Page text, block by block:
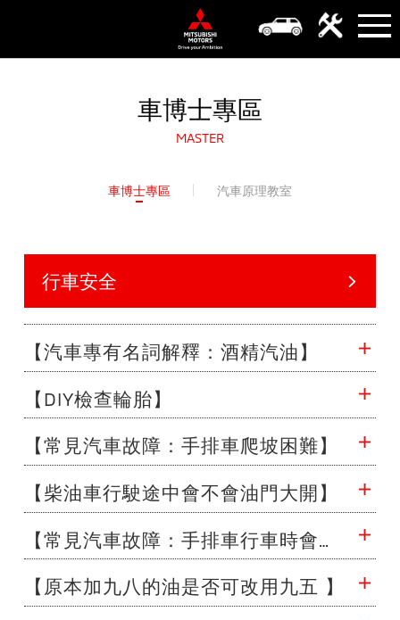
【汽車專有名詞解釋：酒精汽油】
車博士專區
MASTER
車博士專區 汽車原理教室
行車安全
使用常識及教學
汽車預防及保養
養車行不行
【汽車專有名詞解釋：酒精汽油】
【DIY檢查輪胎】
【常見汽車故障：手排車爬坡困難】
【柴油車行駛途中會不會油門大開】
【原本加九八的油是否可改用九五 】